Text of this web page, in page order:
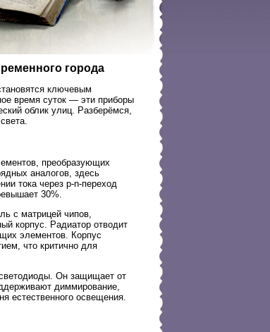
города
ключевым
время суток — эти приборы
облик улиц. Разберёмся,
преобразующих
аналогов, здесь
тока через p-n-переход
30%.
с матрицей чипов,
корпус. Радиатор отводит
элементов. Корпус
что критично для
Он защищает от
диммирование,
естественного освещения.